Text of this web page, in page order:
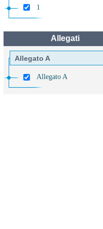
1
Allegati
Allegato A
Allegato A